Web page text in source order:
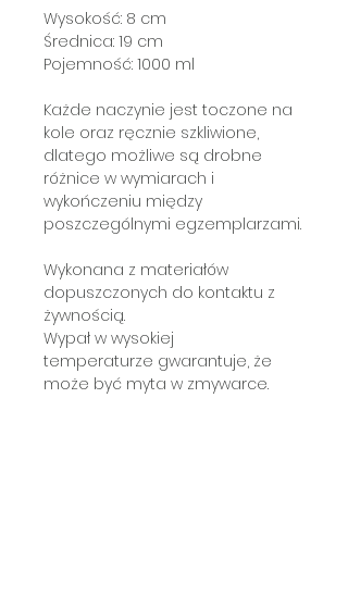
Wysokość: 8 cm
Średnica: 19 cm
Pojemność: 1000 ml
Każde naczynie jest toczone na
kole oraz ręcznie szkliwione,
dlatego możliwe są drobne
różnice w wymiarach i
wykończeniu między
poszczególnymi egzemplarzami.
Wykonana z materiałów
dopuszczonych do kontaktu z
żywnością.
Wypał w wysokiej
temperaturze gwarantuje, że
może być myta w zmywarce.